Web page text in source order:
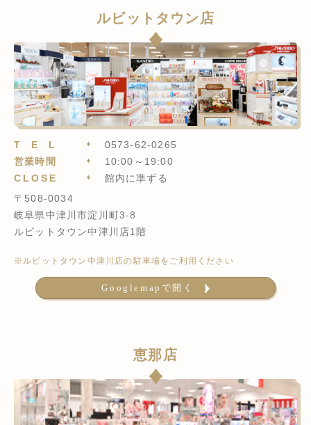
ルビットタウン店
TEL
0573-62-0265
営業時間
10:00～19:00
CLOSE
館内に準ずる
〒508-0034
岐阜県中津川市淀川町3-8
ルビットタウン中津川店1階
※ルビットタウン中津川店の駐車場をご利用ください
Googlemapで開く
恵那店